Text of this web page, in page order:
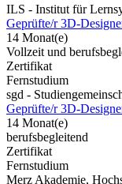
ILS - Institut für
Geprüfte/r 3D-
14 Monat(e)
Vollzeit und
Zertifikat
Fernstudium
sgd -
Geprüfte/r 3D-
14 Monat(e)
berufsbegleitend
Zertifikat
Fernstudium
Merz Akademie,